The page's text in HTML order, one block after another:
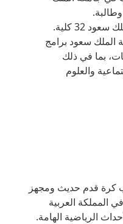
32 كلية.
الملك سعود برامج
بما في ذلك
والعلوم
كرة قدم حديث ومجهز
المملكة العربية
الرياضية الهامة.